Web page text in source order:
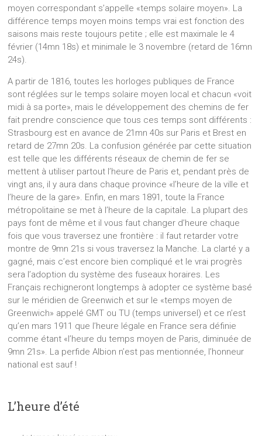
moyen correspondant s’appelle «temps solaire moyen». La
différence temps moyen moins temps vrai est fonction des
saisons mais reste toujours petite ; elle est maximale le 4
février (14mn 18s) et minimale le 3 novembre (retard de 16mn
24s).
A partir de 1816, toutes les horloges publiques de France
sont réglées sur le temps solaire moyen local et chacun «voit
midi à sa porte», mais le développement des chemins de fer
fait prendre conscience que tous ces temps sont différents :
Strasbourg est en avance de 21mn 40s sur Paris et Brest en
retard de 27mn 20s. La confusion générée par cette situation
est telle que les différents réseaux de chemin de fer se
mettent à utiliser partout l’heure de Paris et, pendant près de
vingt ans, il y aura dans chaque province «l’heure de la ville et
l’heure de la gare». Enfin, en mars 1891, toute la France
métropolitaine se met à l’heure de la capitale. La plupart des
pays font de même et il vous faut changer d’heure chaque
fois que vous traversez une frontière : il faut retarder votre
montre de 9mn 21s si vous traversez la Manche. La clarté y a
gagné, mais c’est encore bien compliqué et le vrai progrès
sera l’adoption du système des fuseaux horaires. Les
Français rechigneront longtemps à adopter ce système basé
sur le méridien de Greenwich et sur le «temps moyen de
Greenwich» appelé GMT ou TU (temps universel) et ce n’est
qu’en mars 1911 que l’heure légale en France sera définie
comme étant «l’heure du temps moyen de Paris, diminuée de
9mn 21s». La perfide Albion n’est pas mentionnée, l’honneur
national est sauf !
L’heure d’été